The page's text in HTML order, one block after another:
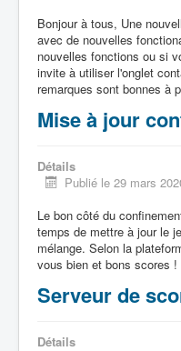
Bonjour à tous, Une
avec de nouvelles
nouvelles fonctions ou si
invite à utiliser l'onglet
remarques sont bonnes à
Mise à jour
Détails
Publié le 29 mars
Le bon côté du
temps de mettre à jour le
mélange. Selon la
vous bien et bons scores !
Serveur de
Détails